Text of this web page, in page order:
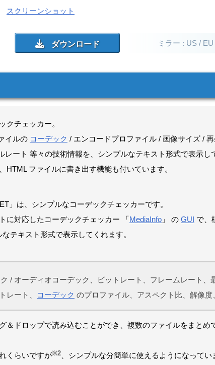
スクリーンショット
ミラー : US / EU
クチェッカー。
イルの コーデック / エンコードプロファイル / 画像サイズ /
レート 等々の技術情報を、シンプルなテキスト形式で表示し
HTML ファイルに書き出す機能も付いています。
」は、シンプルなコーデックチェッカーです。
に対応したコーデックチェッカー 「MediaInfo 」 の GUI で、
なテキスト形式で表示してくれます。
/ オーディオコーデック、ビットレート、フレームレート、
レート、
コーデック のプロファイル、アスペクト比、解像度
＆ドロップで読み込むことができ、複数のファイルをまとめ
くらいですが※2 、シンプルな分簡単に使えるようになってい